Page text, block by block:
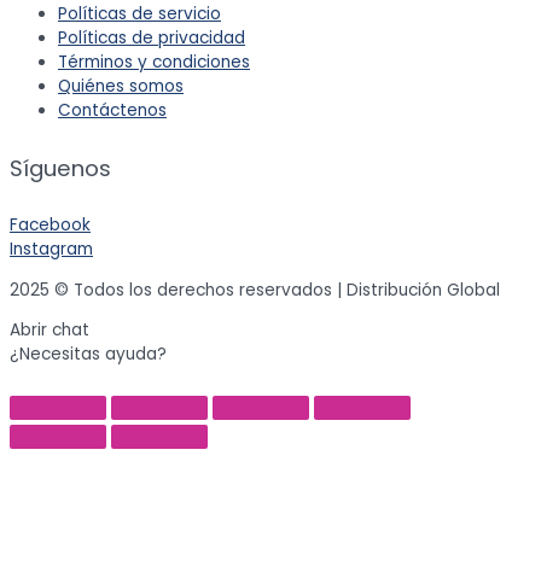
Políticas de servicio
Políticas de privacidad
Términos y condiciones
Quiénes somos
Contáctenos
Síguenos
Facebook
Instagram
2025 © Todos los derechos reservados | Distribución Global
Abrir chat
¿Necesitas ayuda?